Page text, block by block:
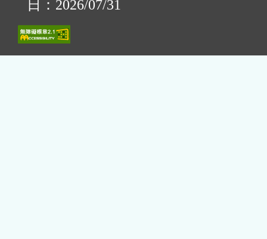
日：2026/07/31